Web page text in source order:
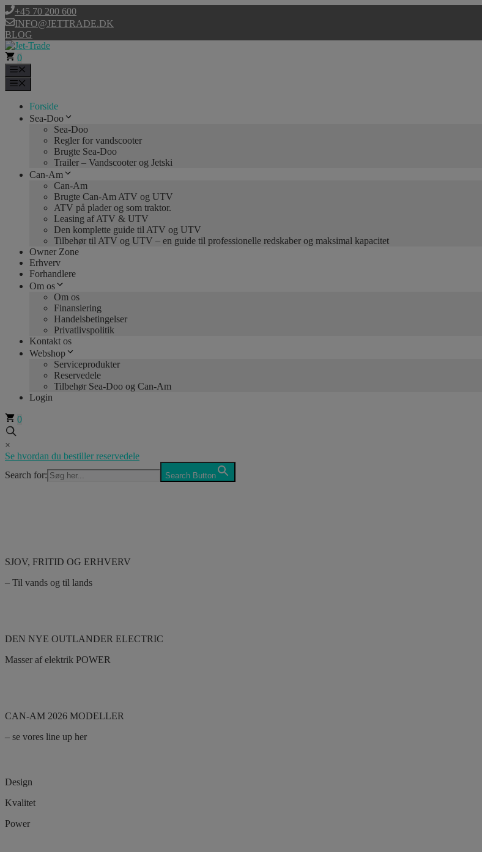
Hop
til
indhold
+45 70 200 600
INFO@JETTRADE.DK
BLOG
0
Forside
Sea-Doo
Sea-Doo
Regler for vandscooter
Brugte Sea-Doo
Trailer – Vandscooter og Jetski
Can-Am
Can-Am
Brugte Can-Am ATV og UTV
ATV på plader og som traktor.
Leasing af ATV & UTV
Den komplette guide til ATV og UTV
Tilbehør til ATV og UTV – en guide til professionelle redskaber og maksimal kapacitet
Owner Zone
Erhverv
Forhandlere
Om os
Om os
Finansiering
Handelsbetingelser
Privatlivspolitik
Kontakt os
Webshop
Serviceprodukter
Reservedele
Tilbehør Sea-Doo og Can-Am
Login
0
×
Se hvordan du bestiller reservedele
Search for:
Search Button
SJOV, FRITID OG ERHVERV
– Til vands og til lands
DEN NYE OUTLANDER ELECTRIC
Masser af elektrik POWER
CAN-AM 2026 MODELLER
– se vores line up her
Design
Kvalitet
Power